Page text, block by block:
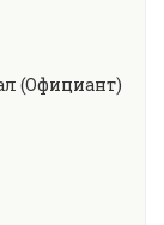
(Официант)